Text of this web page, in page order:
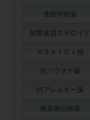
免疫抑制薬
副腎皮質ステロイド
ＮＳＡＩＤｓ他
抗リウマチ薬
抗アレルギー薬
糖尿病治療薬